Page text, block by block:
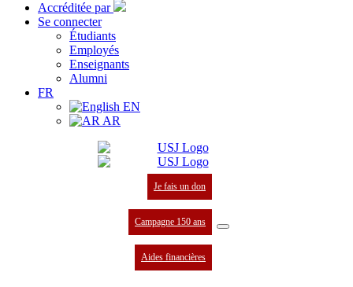
Accréditée par
Se connecter
Étudiants
Employés
Enseignants
Alumni
FR
EN
AR
Je fais un don
Campagne 150 ans
Aides financières